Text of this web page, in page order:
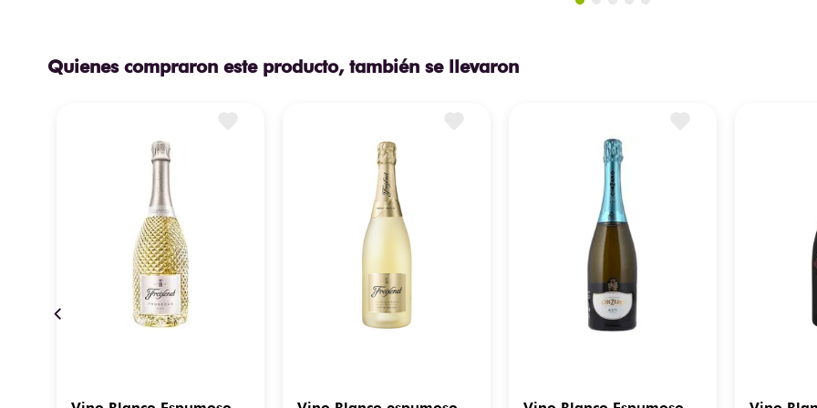
Quienes compraron este producto, también se llevaron